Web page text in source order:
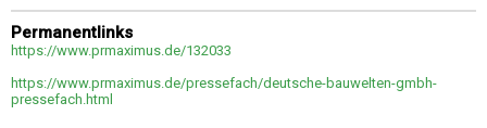
Permanentlinks
https://www.prmaximus.de/132033
https://www.prmaximus.de/pressefach/deutsche-bauwelten-gmbh-
pressefach.html